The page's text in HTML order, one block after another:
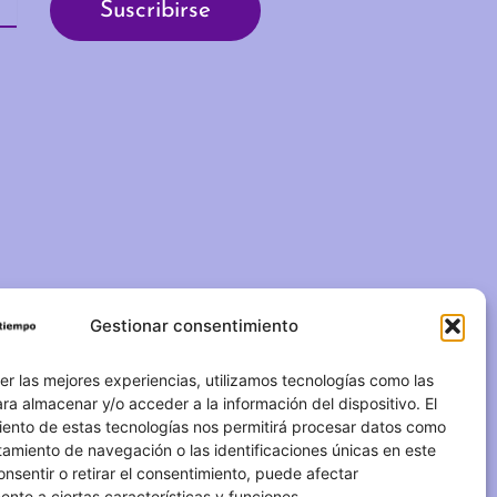
Gestionar consentimiento
las mejores experiencias, utilizamos tecnologías como las
almacenar y/o acceder a la información del dispositivo. El
de estas tecnologías nos permitirá procesar datos como
de navegación o las identificaciones únicas en este
o retirar el consentimiento, puede afectar
2 – 1ºA 28012 – Madrid
(+34) 623 183 283
info@otrotiempo.org